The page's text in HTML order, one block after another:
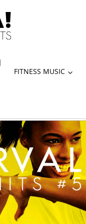
FITNESS MUSIC